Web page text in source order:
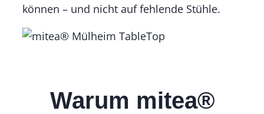
können – und nicht auf fehlende Stühle.
Warum mitea®